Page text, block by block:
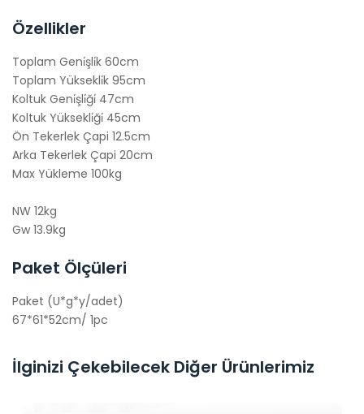
Özellikler
Toplam Geni̇şli̇k 60cm
Toplam Yüksekli̇k 95cm
Koltuk Geni̇şli̇ği̇ 47cm
Koltuk Yüksekli̇ği̇ 45cm
Ön Tekerlek Çapi 12.5cm
Arka Tekerlek Çapi 20cm
Max Yükleme 100kg
NW 12kg
Gw 13.9kg
Paket Ölçüleri
Paket (U*g*y/adet)
67*61*52cm/ 1pc
İlginizi Çekebilecek Diğer Ürünlerimiz